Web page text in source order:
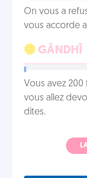
On vous a
vous accorde
GÂNDHÎ
Vous avez
vous allez
dites.